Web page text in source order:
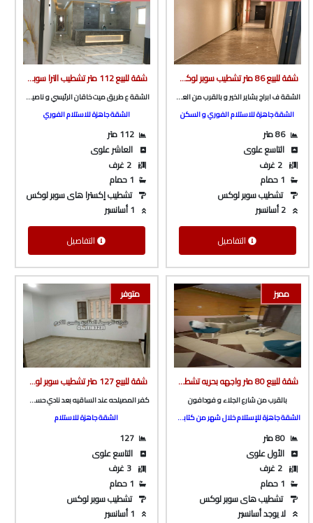
شقة للبيع 86 متر تشطيب سوبر لوكس ف ابراج بشاير الخير و بالقرب من العثيم و شارع باريس من الوسيط العقارية بشبين الكوم
الشقة ف ابراج بشاير الخير و بالقرب من العثيم و شارع باريس
الشقة جاهزة للاستلام الفوري و السكن
86 متر
التاسع علوى
1 حمام
تشطيب سوبر لوكس
التفاصيل
شقة للبيع 112 متر تشطيب الترا سوبر لوكس ع طريق ميت خاقان الرئيسي و ناصيه شارع جانبي من الوسيط العقارية بشبين الكوم
الشقة ع طريق ميت خاقان الرئيسي و ناصيه شارع جانبي
الشقة جاهزة للاستلام الفوري
112 متر
العاشر علوى
2 غرف
1 حمام
تشطيب إكسترا هاى سوبر لوكس
التفاصيل
مميز
شقة للبيع 80 متر واجهه بحريه تشطيب سوبر لوكس دور أول علوى ف مساكن التعاونيات و بالقرب من فودافون من شركة الوسيط العقارية بشبين الكوم
بالقرب من شارع الجلاء و فودافون
الشقة جاهزة للإستلام خلال شهر من كتابة العقد
80 متر
الأول علوى
1 حمام
تشطيب هاى سوبر لوكس
لا يوجد أسانسير
متوفر
شقة للبيع 127 متر تشطيب سوبر لوكس ف برج بأسانسير ع الرئيسي مباشرة و كامله المرافق بكفر المصيلحه من الوسيط العقارية بشبين الكوم
كفر المصيلحه عند الساقيه بعد نادي حسني مبارك و المدرسه الصينيه
الشقة جاهزة للاستلام
127
التاسع علوى
3 غرف
1 حمام
تشطيب سوبر لوكس